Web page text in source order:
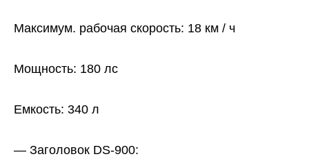
Максимум. рабочая скорость: 18 км / ч
Мощность: 180 лс
Емкость: 340 л
— Заголовок DS-900: